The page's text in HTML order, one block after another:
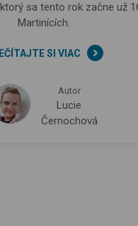
sa tento rok začne už
Martinících.
SI VIAC
Autor
Lucie
Černochová